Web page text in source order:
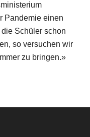
Pandemie einen
Schüler schon
so versuchen wir
zu bringen.»